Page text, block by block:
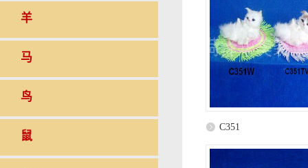
羊
马
鸟
鼠
C351